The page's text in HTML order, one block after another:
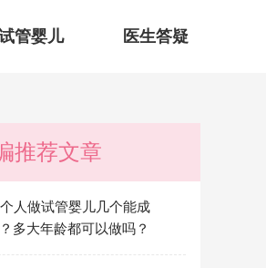
管婴儿 医生答疑
推荐文章
人做试管婴儿几个能成
多大年龄都可以做吗？